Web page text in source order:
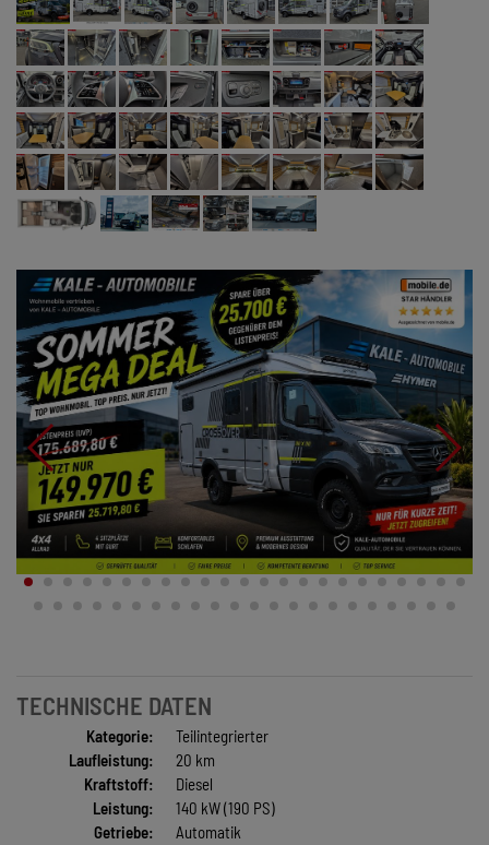
TECHNISCHE DATEN
Kategorie:
Teilintegrierter
Laufleistung:
20 km
Kraftstoff:
Diesel
Leistung:
140 kW (190 PS)
Getriebe:
Automatik